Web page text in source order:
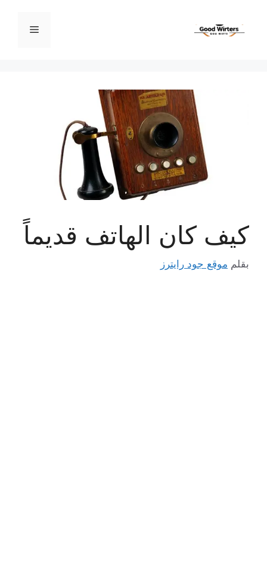
المحتوى
القائمة
كيف كان الهاتف قديماً
بقلم موقع جود رايترز